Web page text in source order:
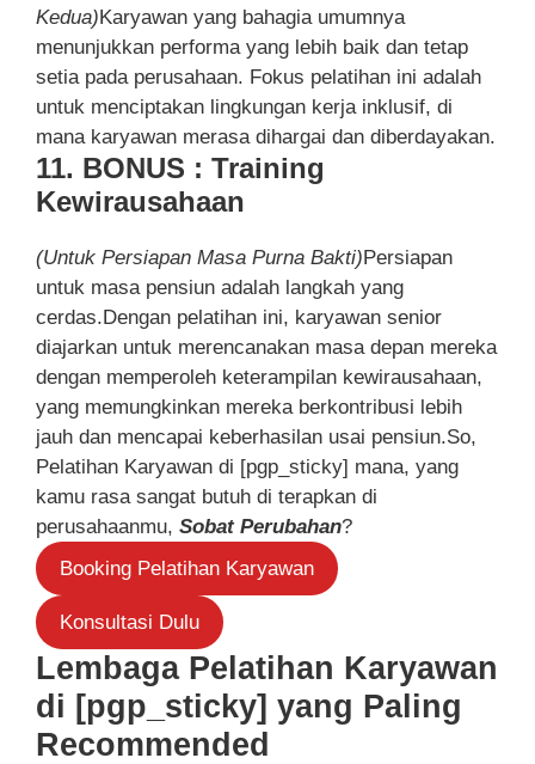
Kedua)Karyawan yang bahagia umumnya
menunjukkan performa yang lebih baik dan tetap
setia pada perusahaan. Fokus pelatihan ini adalah
untuk menciptakan lingkungan kerja inklusif, di
mana karyawan merasa dihargai dan diberdayakan.
11. BONUS : Training
Kewirausahaan
(Untuk Persiapan Masa Purna Bakti)Persiapan
untuk masa pensiun adalah langkah yang
cerdas.Dengan pelatihan ini, karyawan senior
diajarkan untuk merencanakan masa depan mereka
dengan memperoleh keterampilan kewirausahaan,
yang memungkinkan mereka berkontribusi lebih
jauh dan mencapai keberhasilan usai pensiun.So,
Pelatihan Karyawan di [pgp_sticky] mana, yang
kamu rasa sangat butuh di terapkan di
perusahaanmu, Sobat Perubahan?
Booking Pelatihan Karyawan
Konsultasi Dulu
Lembaga Pelatihan Karyawan
di [pgp_sticky] yang Paling
Recommended